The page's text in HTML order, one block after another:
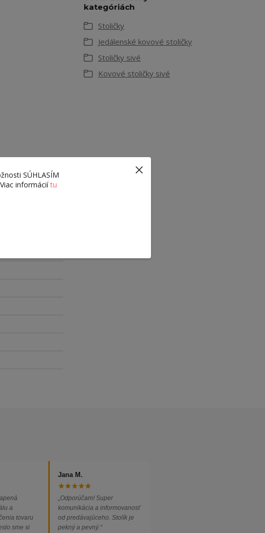
kategóriách
Stoličky
Jedálenské kovové stoličky
Stoličky sivé
Kovové stoličky sivé
a
tovaru
sme si
Jana M.
„Odporúčam! Super
komunikácia a informovanosť
od predávajúceho. Stolík je
pekný a pevný.“
SÚHLASÍM
informáciítu